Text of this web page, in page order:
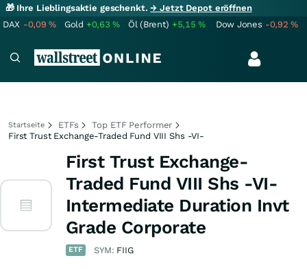
🎁 Ihre Lieblingsaktie geschenkt.→ Jetzt Depot eröffnen
DAX -0,09% Gold +0,63% Öl (Brent) +5,15% Dow Jones -0,92%
Startseite ETFs
Top ETF Performer
First Trust Exchange-Traded Fund VIII Shs -VI-
First Trust Exchange-
Traded Fund VIII Shs -VI-
Intermediate Duration Invt
Grade Corporate
ETF SYM: FIIG